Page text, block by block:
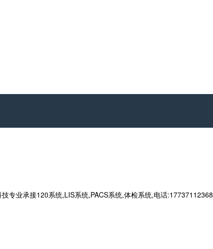
专业承接120系统,LIS系统,PACS系统,体检系统,电话:17737112368